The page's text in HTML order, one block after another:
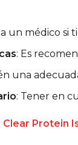
un médico si
: Es
una
: Tener en
Clear Protein